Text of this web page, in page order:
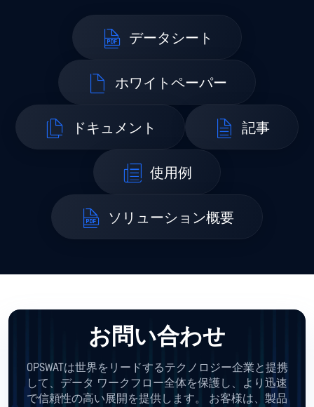
データシート
ホワイトペーパー
ドキュメント 記事
使用例
ソリューション概要
お問い合わせ
OPSWATは世界をリードするテクノロジー企業と提携
して、データ ワークフロー全体を保護し、より迅速
で信頼性の高い展開を提供します。 お客様は、製品